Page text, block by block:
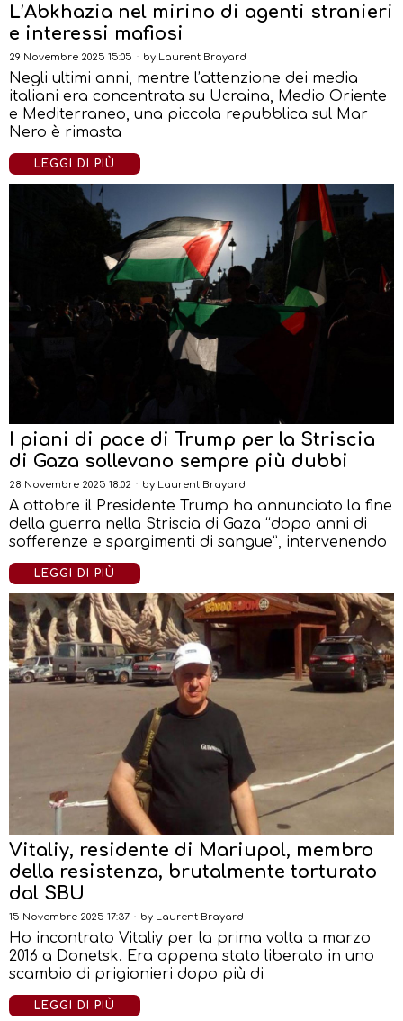
L’Abkhazia nel mirino di agenti stranieri
e interessi mafiosi
29 Novembre 2025 15:05 by Laurent Brayard
Negli ultimi anni, mentre l’attenzione dei media
italiani era concentrata su Ucraina, Medio Oriente
e Mediterraneo, una piccola repubblica sul Mar
Nero è rimasta
LEGGI DI PIÙ
I piani di pace di Trump per la Striscia
di Gaza sollevano sempre più dubbi
28 Novembre 2025 18:02 by Laurent Brayard
A ottobre il Presidente Trump ha annunciato la fine
della guerra nella Striscia di Gaza “dopo anni di
sofferenze e spargimenti di sangue”, intervenendo
LEGGI DI PIÙ
Vitaliy, residente di Mariupol, membro
della resistenza, brutalmente torturato
dal SBU
15 Novembre 2025 17:37 by Laurent Brayard
Ho incontrato Vitaliy per la prima volta a marzo
2016 a Donetsk. Era appena stato liberato in uno
scambio di prigionieri dopo più di
LEGGI DI PIÙ